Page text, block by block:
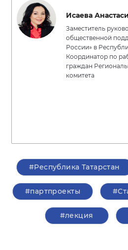
Исаева
Заместитель
общественной
России» в
Координатор по
граждан
комитета
#Республика Татарстан
#партпроекты
#лекция